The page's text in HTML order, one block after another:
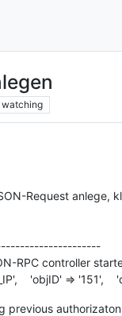
watching
Request anlege,
RPC controller
'objID' =>
previous